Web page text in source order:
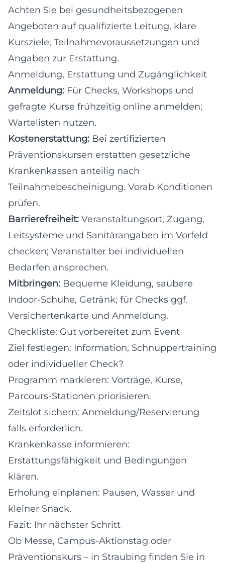
Achten Sie bei gesundheitsbezogenen
Angeboten auf qualifizierte Leitung, klare
Kursziele, Teilnahmevoraussetzungen und
Angaben zur Erstattung.
Anmeldung, Erstattung und Zugänglichkeit
Anmeldung: Für Checks, Workshops und
gefragte Kurse frühzeitig online anmelden;
Wartelisten nutzen.
Kostenerstattung: Bei zertifizierten
Präventionskursen erstatten gesetzliche
Krankenkassen anteilig nach
Teilnahmebescheinigung. Vorab Konditionen
prüfen.
Barrierefreiheit: Veranstaltungsort, Zugang,
Leitsysteme und Sanitärangaben im Vorfeld
checken; Veranstalter bei individuellen
Bedarfen ansprechen.
Mitbringen: Bequeme Kleidung, saubere
Indoor-Schuhe, Getränk; für Checks ggf.
Versichertenkarte und Anmeldung.
Checkliste: Gut vorbereitet zum Event
Ziel festlegen: Information, Schnuppertraining
oder individueller Check?
Programm markieren: Vorträge, Kurse,
Parcours-Stationen priorisieren.
Zeitslot sichern: Anmeldung/Reservierung
falls erforderlich.
Krankenkasse informieren:
Erstattungsfähigkeit und Bedingungen
klären.
Erholung einplanen: Pausen, Wasser und
kleiner Snack.
Fazit: Ihr nächster Schritt
Ob Messe, Campus-Aktionstag oder
Präventionskurs – in Straubing finden Sie in